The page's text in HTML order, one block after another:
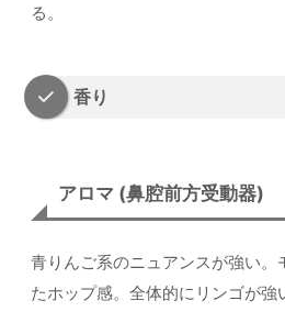
る。
香り
アロマ (鼻腔前方受動器)
青りんご系のニュアンスが強い。
たホップ感。全体的にリンゴが強